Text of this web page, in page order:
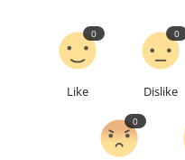
Like
0
Dislike
0
0